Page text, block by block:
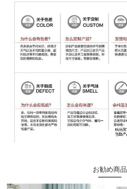
お勧め商品